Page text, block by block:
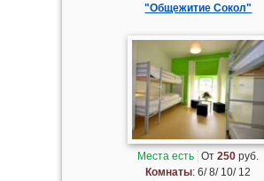
"Общежитие Сокол"
Места есть От250 руб.
Комнаты: 6/ 8/ 10/ 12